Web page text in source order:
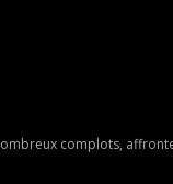
complots,